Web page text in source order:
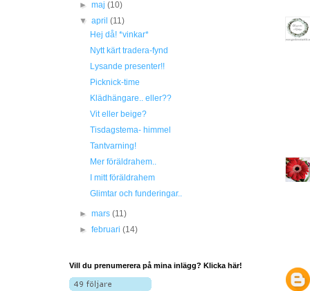
►maj(10)
▼april(11)
Hej då! *vinkar*
Nytt kärt tradera-fynd
Lysande presenter!!
Picknick-time
Klädhängare.. eller??
Vit eller beige?
Tisdagstema- himmel
Tantvarning!
Mer föräldrahem..
I mitt föräldrahem
Glimtar och funderingar..
►mars(11)
►februari(14)
Vill du prenumerera på mina inlägg? Klicka här!